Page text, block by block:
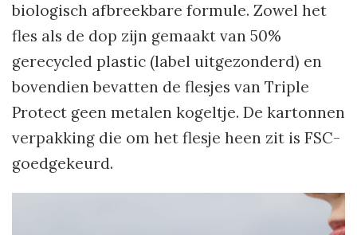
biologisch afbreekbare formule. Zowel het
fles als de dop zijn gemaakt van 50%
gerecycled plastic (label uitgezonderd) en
bovendien bevatten de flesjes van Triple
Protect geen metalen kogeltje. De kartonnen
verpakking die om het flesje heen zit is FSC-
goedgekeurd.